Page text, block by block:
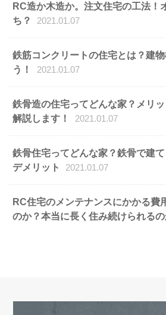
RC造か木造か。注文住宅の工法！
ち？
2021.01.07
鉄筋コンクリートの住宅とは？建
う！
2021.01.07
鉄骨造の住宅ってどんな家？メリ
解説します！
2021.01.07
鉄骨住宅ってどんな家？鉄骨で建
デメリット
2021.01.07
RC住宅のメンテナンスにかかる費
のか？本当に長く住み続けられるの